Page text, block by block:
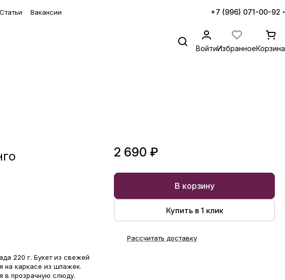
Статьи Вакансии +7 (996) 071-00-92
ВойтиИзбранноеКорзина
220 г. Букет из свежей
на каркасе из шпажек.
в прозрачную слюду.
2 690 ₽
В корзину
Купить в 1 клик
Рассчитать доставку